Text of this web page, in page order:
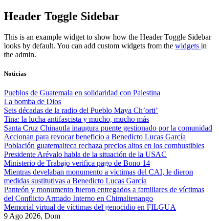
Skip
to
Header Toggle Sidebar
This is an example widget to show how the Header Toggle Sidebar
looks by default. You can add custom widgets from the widgets in
the admin.
Noticias
Pueblos de Guatemala en solidaridad con Palestina
La bomba de Dios
Seis décadas de la radio del Pueblo Maya Ch’orti’
Tina: la lucha antifascista y mucho, mucho más
Santa Cruz Chinautla inaugura puente gestionado por la comunidad
Accionan para revocar beneficio a Benedicto Lucas García
Población guatemalteca rechaza precios altos en los combustibles
Presidente Arévalo habla de la situación de la USAC
Ministerio de Trabajo verifica pago de Bono 14
Mientras develaban monumento a víctimas del CAI, le dieron
medidas sustitutivas a Benedicto Lucas García
Panteón y monumento fueron entregados a familiares de víctimas
del Conflicto Armado Interno en Chimaltenango
Memorial virtual de víctimas del genocidio en FILGUA
9 Ago 2026, Dom